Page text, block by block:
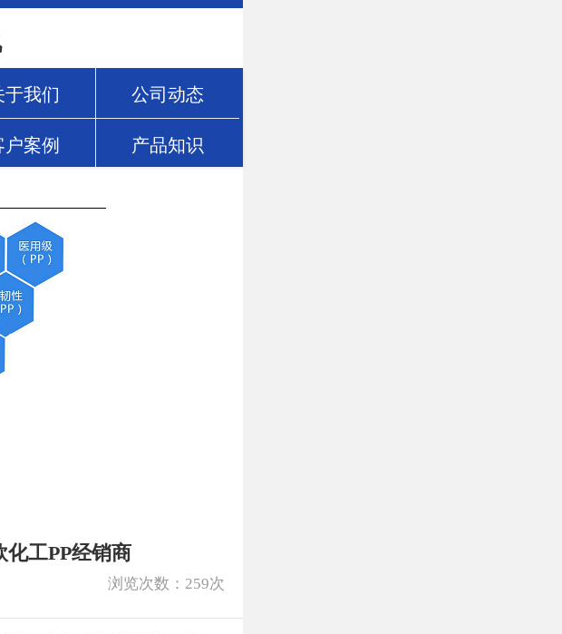
于我们 公司动态
户案例 产品知识
化工PP经销商
浏览次数： 259次